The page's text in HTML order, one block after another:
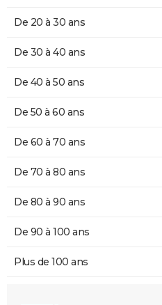
De 20 à 30 ans
De 30 à 40 ans
De 40 à 50 ans
De 50 à 60 ans
De 60 à 70 ans
De 70 à 80 ans
De 80 à 90 ans
De 90 à 100 ans
Plus de 100 ans